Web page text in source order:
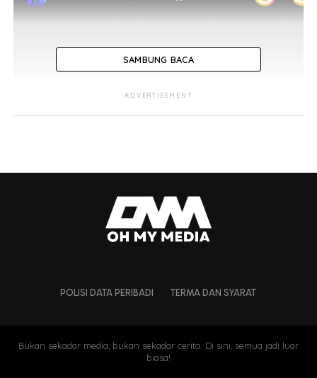
SAMBUNG BACA
ADVERTISEMENT
POLISI DATA PERIBADI TERMA DAN SYARAT
Bukan sekadar media, bukan sekadar cerita. Di sini, semua jadi luar
biasa!